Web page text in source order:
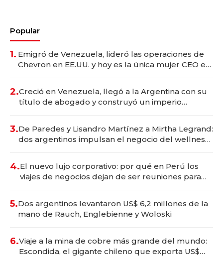
Popular
1. Emigró de Venezuela, lideró las operaciones de
Chevron en EE.UU. y hoy es la única mujer CEO en
2.Creció en Venezuela, llegó a la Argentina con su
título de abogado y construyó un imperio
3.De Paredes y Lisandro Martínez a Mirtha Legrand:
dos argentinos impulsan el negocio del wellness
4.El nuevo lujo corporativo: por qué en Perú los
viajes de negocios dejan de ser reuniones para
5.Dos argentinos levantaron US$ 6,2 millones de la
mano de Rauch, Englebienne y Woloski
6.Viaje a la mina de cobre más grande del mundo:
Escondida, el gigante chileno que exporta US$